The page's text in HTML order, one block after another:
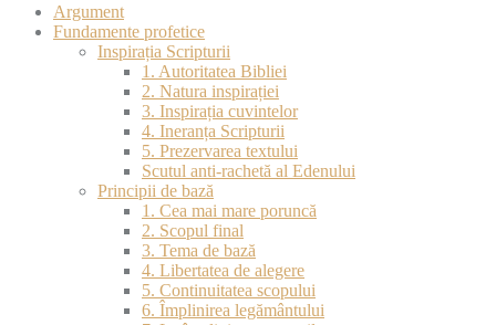
Argument
Fundamente profetice
Inspirația Scripturii
1. Autoritatea Bibliei
2. Natura inspirației
3. Inspirația cuvintelor
4. Ineranța Scripturii
5. Prezervarea textului
Scutul anti-rachetă al Edenului
Principii de bază
1. Cea mai mare poruncă
2. Scopul final
3. Tema de bază
4. Libertatea de alegere
5. Continuitatea scopului
6. Împlinirea legământului